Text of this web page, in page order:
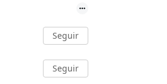
Seguir
Seguir